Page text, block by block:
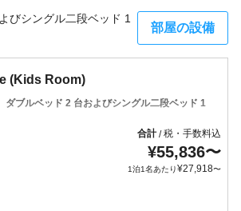
びシングル二段ベッド 1
部屋の設備
(Kids Room)
ダブルベッド 2 台およびシングル二段ベッド 1
合計/税・手数料込
¥55,836〜
1泊1名あたり¥27,918〜